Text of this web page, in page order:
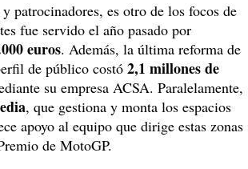
patrocinadores, es otro de los focos de
fue servido el año pasado por
euros. Además, la última reforma de
de público costó 2,1 millones de
su empresa ACSA. Paralelamente,
, que gestiona y monta los espacios
apoyo al equipo que dirige estas zonas
de MotoGP.